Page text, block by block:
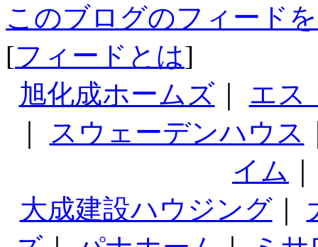
このブログのフィード
[フィードとは]
旭化成ホームズ｜ エス
スウェーデンハウス
イム
大成建設ハウジング｜